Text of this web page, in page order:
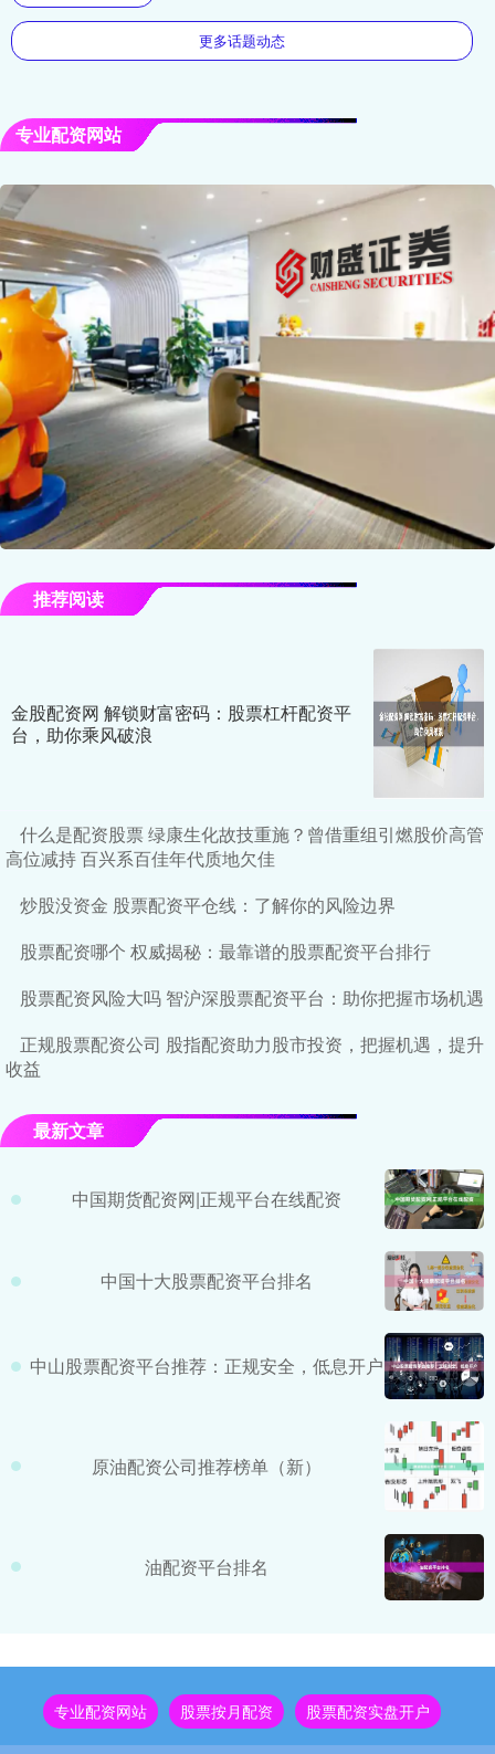
更多话题动态
专业配资网站
推荐阅读
金股配资网 解锁财富密码：股票杠杆配资平
台，助你乘风破浪
什么是配资股票 绿康生化故技重施？曾借重组引燃股价高管
高位减持 百兴系百佳年代质地欠佳
炒股没资金 股票配资平仓线：了解你的风险边界
股票配资哪个 权威揭秘：最靠谱的股票配资平台排行
股票配资风险大吗 智沪深股票配资平台：助你把握市场机遇
正规股票配资公司 股指配资助力股市投资，把握机遇，提升
收益
最新文章
中国期货配资网|正规平台在线配资
中国十大股票配资平台排名
中山股票配资平台推荐：正规安全，低息开户
原油配资公司推荐榜单（新）
油配资平台排名
专业配资网站 股票按月配资 股票配资实盘开户